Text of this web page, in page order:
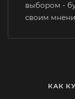
выбором -
своим
КАК